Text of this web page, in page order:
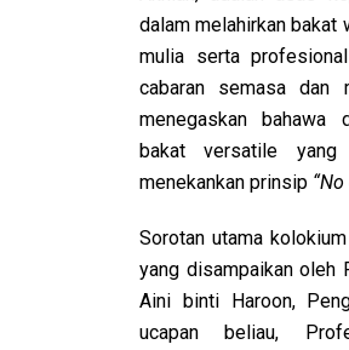
dalam melahirkan bakat
mulia serta
cabaran semasa dan
menegaskan bahawa
bakat versatile yang
menekankan prinsip
Sorotan utama
yang disampaikan oleh
Aini binti Haroon,
ucapan beliau,